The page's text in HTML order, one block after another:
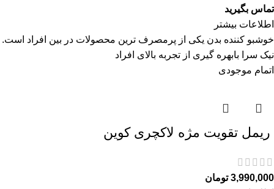
تماس بگیرید
اطلاعات بیشتر
خوشبو کننده بدن یکی از پرمصرف ترین محصولات در بین افراد است.
نیک سرا بابهره گیری از تجربه بالای افراد
اتمام موجودی
ريمل تقويت مژه لاكچری كوين
3,990,000 تومان